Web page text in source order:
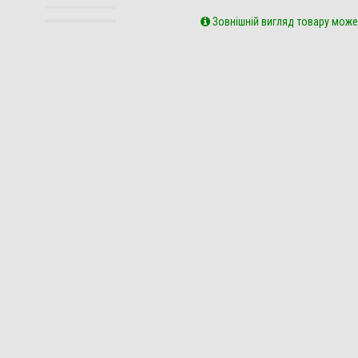
Зовнішній вигляд товару